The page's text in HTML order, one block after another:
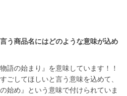
う商品名にはどのような意味が込め
語の始まり』を意味しています！！
ごしてほしいと言う意味を込めて、
始め』という意味で付けられていま